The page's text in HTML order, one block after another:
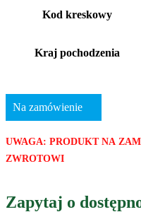
Kod kreskowy
Kraj pochodzenia
Na zamówienie
UWAGA: PRODUKT NA
ZWROTOWI
Zapytaj o